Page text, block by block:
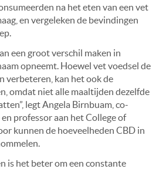
na het eten van een vet
en vergeleken de bevindingen
een groot verschil maken in
opneemt. Hoewel vet voedsel de
verbeteren, kan het ook de
omdat niet alle maaltijden dezelfde
legt Angela Birnbuam, co-
professor aan het College of
kunnen de hoeveelheden CBD in
is het beter om een constante